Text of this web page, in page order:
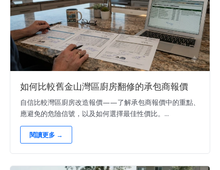
如何比較舊金山灣區廚房翻修的承包商報價
自信比較灣區廚房改造報價——了解承包商報價中的重點、
應避免的危險信號，以及如何選擇最佳性價比。...
閱讀更多 →